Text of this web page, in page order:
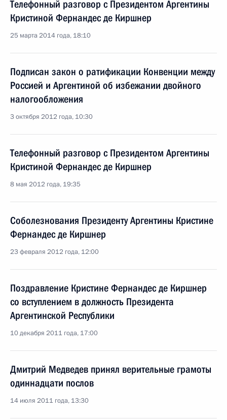
Телефонный разговор с Президентом Аргентины
Кристиной Фернандес де Киршнер
25 марта 2014 года, 18:10
Подписан закон о ратификации Конвенции между
Россией и Аргентиной об избежании двойного
налогообложения
3 октября 2012 года, 10:30
Телефонный разговор с Президентом Аргентины
Кристиной Фернандес де Киршнер
8 мая 2012 года, 19:35
Соболезнования Президенту Аргентины Кристине
Фернандес де Киршнер
23 февраля 2012 года, 12:00
Поздравление Кристине Фернандес де Киршнер
со вступлением в должность Президента
Аргентинской Республики
10 декабря 2011 года, 17:00
Дмитрий Медведев принял верительные грамоты
одиннадцати послов
14 июля 2011 года, 13:30